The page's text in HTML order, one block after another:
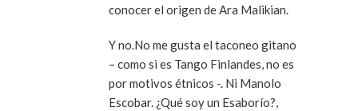
conocer el origen de Ara Malikian.
Y no.No me gusta el taconeo gitano
– como si es Tango Finlandes, no es
por motivos étnicos -. Ni Manolo
Escobar. ¿Qué soy un Esaborío?,